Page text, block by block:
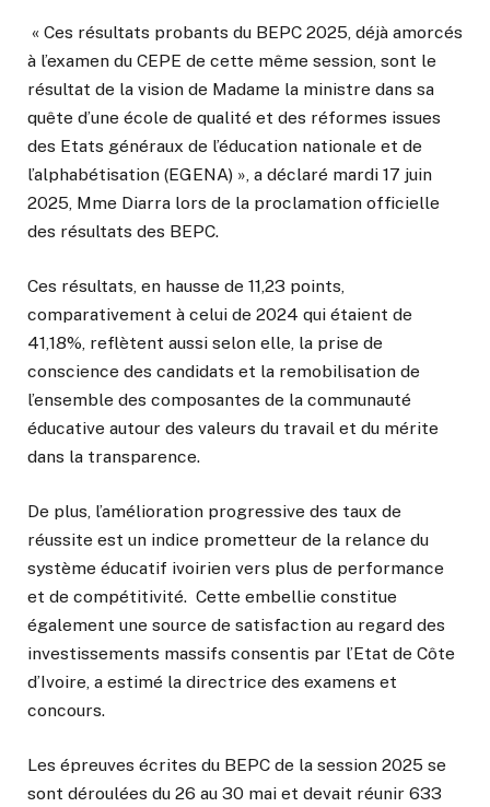
« Ces résultats probants du BEPC 2025, déjà amorcés
à l’examen du CEPE de cette même session, sont le
résultat de la vision de Madame la ministre dans sa
quête d’une école de qualité et des réformes issues
des Etats généraux de l’éducation nationale et de
l’alphabétisation (EGENA) », a déclaré mardi 17 juin
2025, Mme Diarra lors de la proclamation officielle
des résultats des BEPC.
Ces résultats, en hausse de 11,23 points,
comparativement à celui de 2024 qui étaient de
41,18%, reflètent aussi selon elle, la prise de
conscience des candidats et la remobilisation de
l’ensemble des composantes de la communauté
éducative autour des valeurs du travail et du mérite
dans la transparence.
De plus, l’amélioration progressive des taux de
réussite est un indice prometteur de la relance du
système éducatif ivoirien vers plus de performance
et de compétitivité. Cette embellie constitue
également une source de satisfaction au regard des
investissements massifs consentis par l’Etat de Côte
d’Ivoire, a estimé la directrice des examens et
concours.
Les épreuves écrites du BEPC de la session 2025 se
sont déroulées du 26 au 30 mai et devait réunir 633